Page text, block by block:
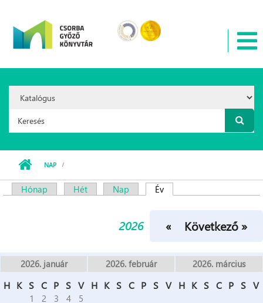
Option:
Keresés űrlap
NAP
Hónap Hét Nap Év(aktív fül)
2026 « ElőzőKövetkező »
2026. január
H K S C P S V
1 2 3 4
5
2026. február
H K S C P S V
2026. március
H K S C P S V